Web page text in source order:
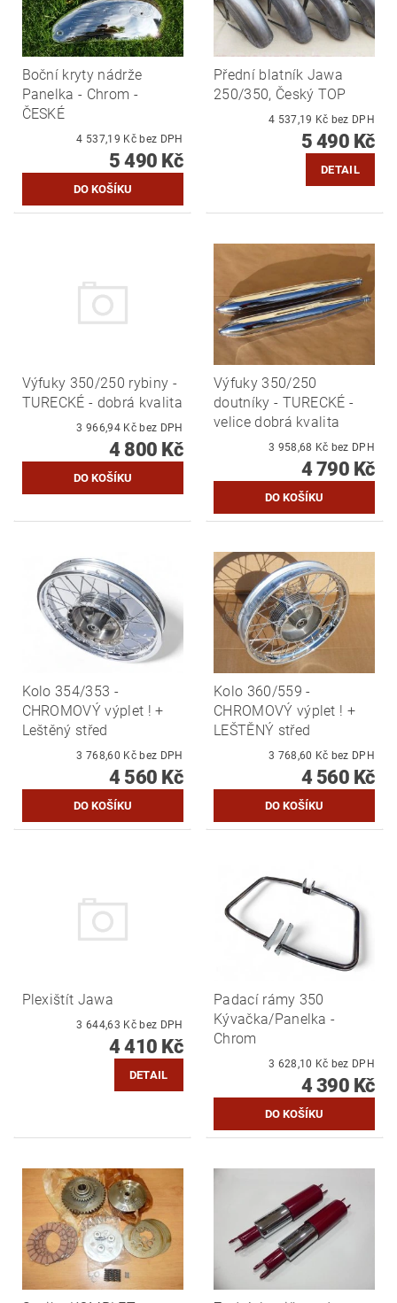
Boční kryty nádrže
Panelka - Chrom -
ČESKÉ
4 537,19 Kč bez DPH
5 490 Kč
Přední blatník Jawa
250/350, Český TOP
4 537,19 Kč bez DPH
5 490 Kč
DETAIL
Výfuky 350/250 rybiny -
TURECKÉ - dobrá kvalita
3 966,94 Kč bez DPH
4 800 Kč
Výfuky 350/250
doutníky - TURECKÉ -
velice dobrá kvalita
3 958,68 Kč bez DPH
4 790 Kč
Kolo 354/353 -
CHROMOVÝ výplet ! +
Leštěný střed
3 768,60 Kč bez DPH
4 560 Kč
Kolo 360/559 -
CHROMOVÝ výplet ! +
LEŠTĚNÝ střed
3 768,60 Kč bez DPH
4 560 Kč
Plexištít Jawa
3 644,63 Kč bez DPH
4 410 Kč
DETAIL
Padací rámy 350
Kývačka/Panelka -
Chrom
3 628,10 Kč bez DPH
4 390 Kč